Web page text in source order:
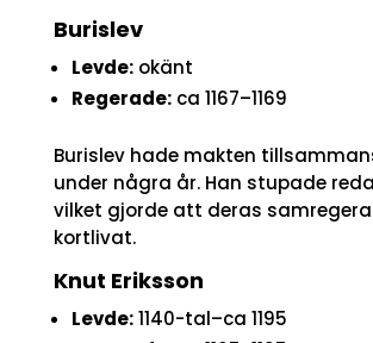
Burislev
Levde:okänt
Regerade:ca 1167–1169
Burislev hade makten
under några år. Han stupade
vilket gjorde att deras
kortlivat.
Knut Eriksson
Levde:1140-tal–ca 1195